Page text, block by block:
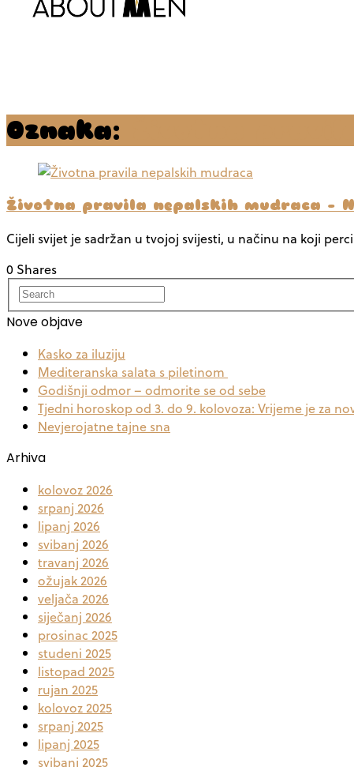
Oznaka:
Životna pravila nepalskih mudraca –
Cijeli svijet je sadržan u tvojoj svijesti, u načinu na koji
0 Shares
Nove objave
Kasko za iluziju
Mediteranska salata s piletinom
Godišnji odmor – odmorite se od sebe
Tjedni horoskop od 3. do 9. kolovoza: Vrijeme je za
Nevjerojatne tajne sna
Arhiva
kolovoz 2026
srpanj 2026
lipanj 2026
svibanj 2026
travanj 2026
ožujak 2026
veljača 2026
siječanj 2026
prosinac 2025
studeni 2025
listopad 2025
rujan 2025
kolovoz 2025
srpanj 2025
lipanj 2025
svibanj 2025